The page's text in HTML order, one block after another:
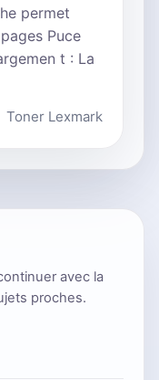
permet
Puce
t : La
Toner Lexmark
avec la
proches.